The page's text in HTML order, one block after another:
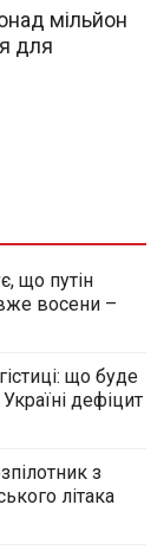
мільйон
для
що путін
восени –
що буде
дефіцит
з
літака